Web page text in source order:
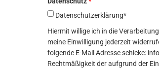
Datenschutzerklärung*
Hiermit willige ich in die
meine Einwilligung jederzeit
folgende E-Mail Adresse schicke:
Rechtmäßigkeit der aufgrund der